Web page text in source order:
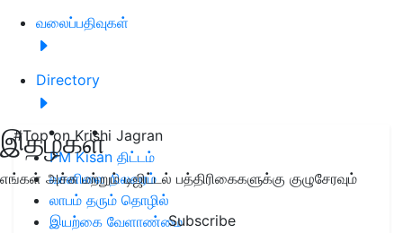
வலைப்பதிவுகள்
Directory
இதழ்கள்
எங்கள் அச்சு மற்றும் டிஜிட்டல் பத்திரிகைகளுக்கு குழுசேரவும்
Subscribe
#Top on Krishi Jagran
PM Kisan திட்டம்
வானிலை நிலவரம்
லாபம் தரும் தொழில்
இயற்கை வேளாண்மை